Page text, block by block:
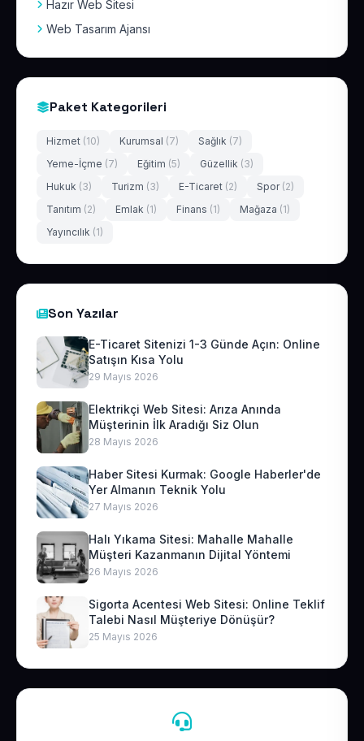
Hazır Web Sitesi
Web Tasarım Ajansı
Paket Kategorileri
Hizmet (10) Kurumsal (7) Sağlık (7)
Yeme-İçme (7) Eğitim (5) Güzellik (3)
Hukuk (3) Turizm (3) E-Ticaret (2) Spor (2)
Tanıtım (2) Emlak (1) Finans (1) Mağaza (1)
Yayıncılık (1)
Son Yazılar
E-Ticaret Sitenizi 1-3 Günde Açın: Online
Satışın Kısa Yolu
29 Mayıs 2026
Elektrikçi Web Sitesi: Arıza Anında
Müşterinin İlk Aradığı Siz Olun
28 Mayıs 2026
Haber Sitesi Kurmak: Google Haberler'de
Yer Almanın Teknik Yolu
27 Mayıs 2026
Halı Yıkama Sitesi: Mahalle Mahalle
Müşteri Kazanmanın Dijital Yöntemi
26 Mayıs 2026
Sigorta Acentesi Web Sitesi: Online Teklif
Talebi Nasıl Müşteriye Dönüşür?
25 Mayıs 2026